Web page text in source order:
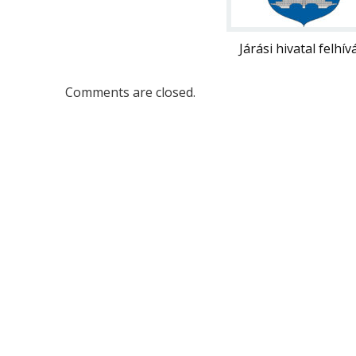
Járási hivatal
Comments are closed.